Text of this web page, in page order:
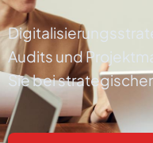
Audits und
Sie bei